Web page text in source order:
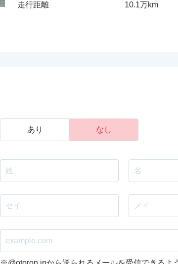
走行距離
10.1万km
あり なし